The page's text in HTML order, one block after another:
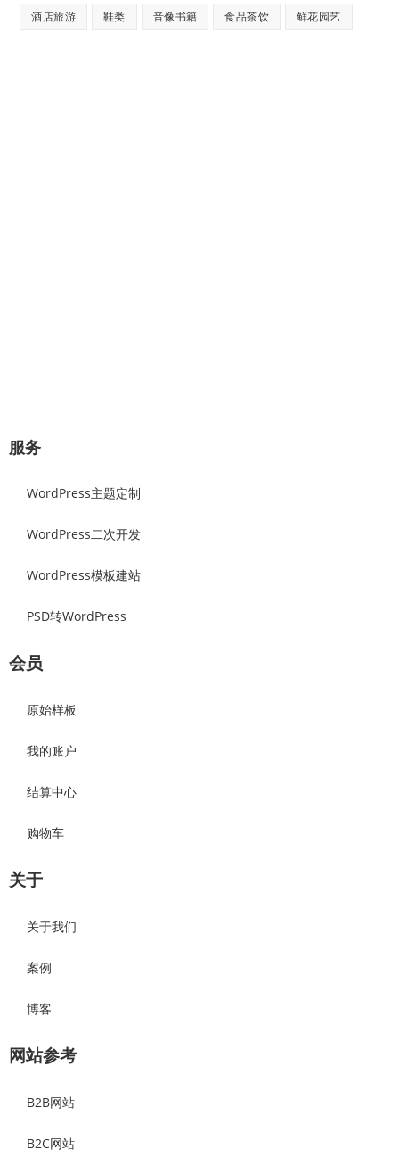
酒店旅游 鞋类 音像书籍 食品茶饮 鲜花园艺
服务
WordPress主题定制
WordPress二次开发
WordPress模板建站
PSD转WordPress
会员
原始样板
我的账户
结算中心
购物车
关于
关于我们
案例
博客
网站参考
B2B网站
B2C网站